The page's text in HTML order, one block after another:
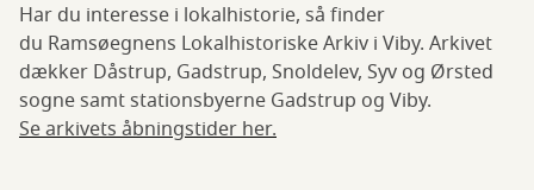
Har du interesse i lokalhistorie, så finder
du Ramsøegnens Lokalhistoriske Arkiv i Viby. Arkivet
dækker Dåstrup, Gadstrup, Snoldelev, Syv og Ørsted
sogne samt stationsbyerne Gadstrup og Viby.
Se arkivets åbningstider her.